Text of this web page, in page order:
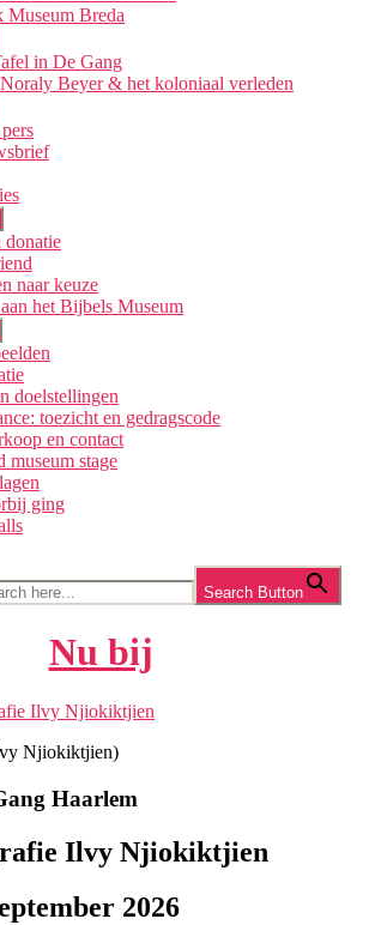
Museum Breda
in De Gang
Beyer & het koloniaal verleden
donatie
naar keuze
het Bijbels Museum
doelstellingen
toezicht en gedragscode
en contact
museum stage
ging
Search Button
Nu bij
Ilvy Njiokiktjien
Njiokiktjien)
Haarlem
Ilvy Njiokiktjien
2026